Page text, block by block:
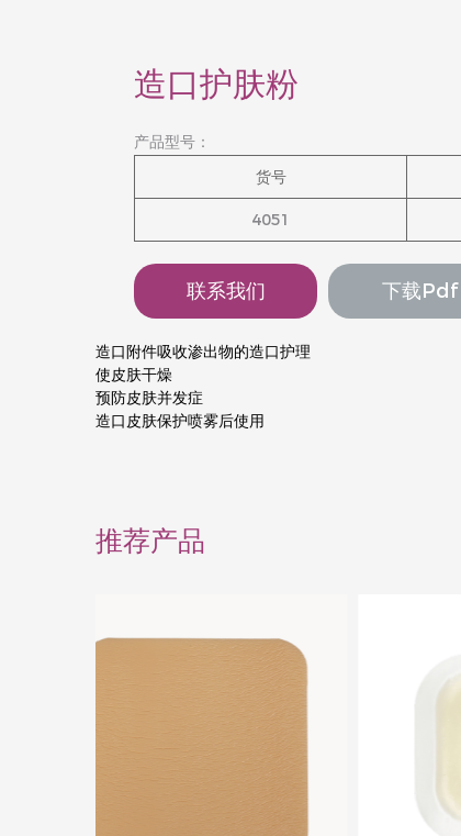
造口护肤粉
产品型号：
货号
4051
联系我们 下载pdf
造口附件吸收渗出物的造口护理
使皮肤干燥
预防皮肤并发症
造口皮肤保护喷雾后使用
推荐产品